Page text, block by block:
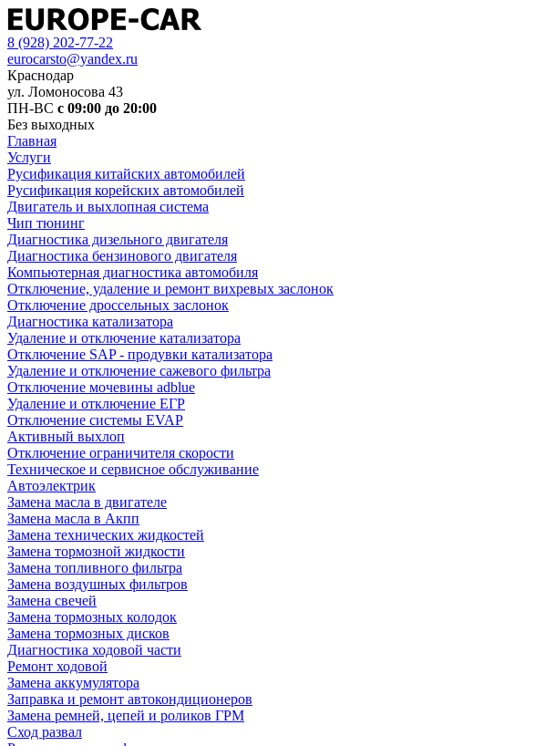
8 (928) 202-77-22
eurocarsto@yandex.ru
Краснодар
ул. Ломоносова 43
ПН-ВС с 09:00 до 20:00
Без выходных
Главная
Услуги
Русификация китайских автомобилей
Русификация корейских автомобилей
Двигатель и выхлопная система
Чип тюнинг
Диагностика дизельного двигателя
Диагностика бензинового двигателя
Компьютерная диагностика автомобиля
Отключение, удаление и ремонт вихревых заслонок
Отключение дроссельных заслонок
Диагностика катализатора
Удаление и отключение катализатора
Отключение SAP - продувки катализатора
Удаление и отключение сажевого фильтра
Отключение мочевины adblue
Удаление и отключение ЕГР
Отключение системы EVAP
Активный выхлоп
Отключение ограничителя скорости
Техническое и сервисное обслуживание
Автоэлектрик
Замена масла в двигателе
Замена масла в Акпп
Замена технических жидкостей
Замена тормозной жидкости
Замена топливного фильтра
Замена воздушных фильтров
Замена свечей
Замена тормозных колодок
Замена тормозных дисков
Диагностика ходовой части
Ремонт ходовой
Замена аккумулятора
Заправка и ремонт автокондиционеров
Замена ремней, цепей и роликов ГРМ
Сход развал